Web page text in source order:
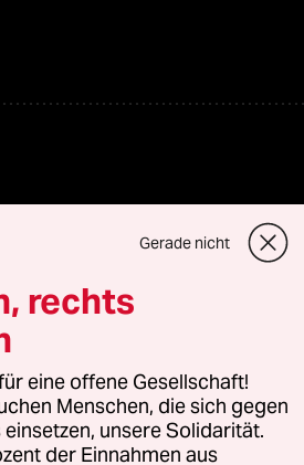
Gerade nicht
rechts
eine offene Gesellschaft!
Menschen, die sich gegen
unsere Solidarität.
der Einnahmen aus